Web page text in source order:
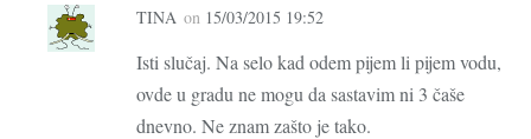
TINA on 15/03/2015 19:52
Isti slučaj. Na selo kad odem pijem li pijem vodu,
ovde u gradu ne mogu da sastavim ni 3 čaše
dnevno. Ne znam zašto je tako.